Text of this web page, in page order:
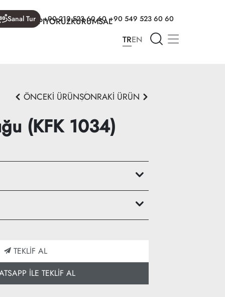
NELER YAPIYORUZKURUMSAL
Sanal Tur +90 212 523 60 60 +90 549 523 60 60
TREN
ÖNCEKİ ÜRÜNSONRAKİ ÜRÜN
(KFK 1034)
TEKLİF AL
İLE TEKLİF AL